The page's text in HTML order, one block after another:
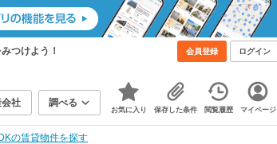
つけよう！ 会員登録 ログイン
社 調べる
お気に入り 保存した条件 閲覧履歴 マイページ
の賃貸物件を探す